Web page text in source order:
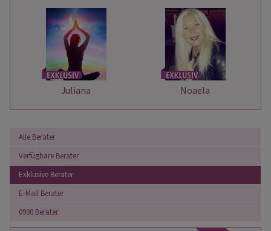
Juliana Noaela
Alle Berater
Verfügbare Berater
Exklusive Berater
E-Mail Berater
0900 Berater